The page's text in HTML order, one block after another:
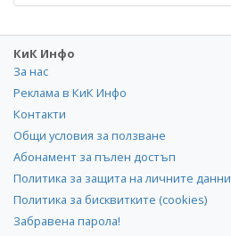
КиК Инфо
За нас
Реклама в КиК Инфо
Контакти
Общи условия за ползване
Абонамент за пълен достъп
Политика за защита на личните данни
Политика за бисквитките (cookies)
Забравена парола!